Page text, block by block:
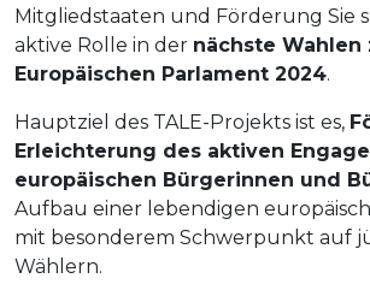
Mitgliedstaaten und Förderung Sie
aktive Rolle in der nächste Wahlen
Europäischen Parlament 2024.
Hauptziel des TALE-Projekts ist es,
Erleichterung des aktiven
europäischen Bürgerinnen und
Aufbau einer lebendigen
mit besonderem Schwerpunkt auf
Wählern.